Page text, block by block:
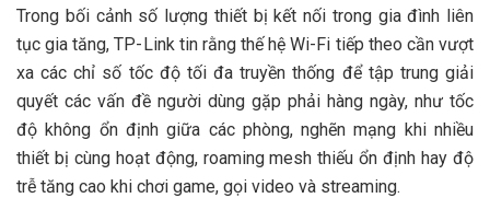
Trong bối cảnh số lượng thiết bị kết nối trong gia đình liên
tục gia tăng, TP-Link tin rằng thế hệ Wi-Fi tiếp theo cần vượt
xa các chỉ số tốc độ tối đa truyền thống để tập trung giải
quyết các vấn đề người dùng gặp phải hàng ngày, như tốc
độ không ổn định giữa các phòng, nghẽn mạng khi nhiều
thiết bị cùng hoạt động, roaming mesh thiếu ổn định hay độ
trễ tăng cao khi chơi game, gọi video và streaming.